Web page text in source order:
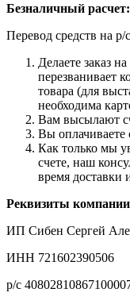
Безналичный расчет:
Перевод средств на
Делаете заказ
перезванивает
товара (для
необходима
Вам высылают
Вы оплачиваете
Как только мы
счете, наш
время доставки
Реквизиты компании
ИП Сибен Сергей
ИНН 721602390506
р/с